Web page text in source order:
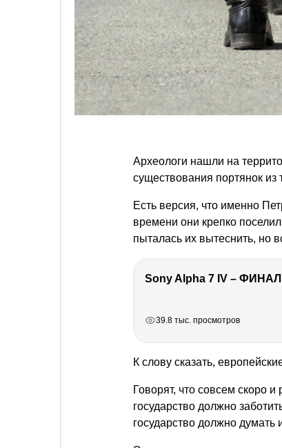
Археологи нашли на
существования портянок из
Есть версия, что именно
времени они крепко
пыталась их вытеснить, но
Sony Alpha 7 IV –
39.8 тыс. просмотров
К слову сказать,
Говорят, что совсем скоро
государство должно
государство должно думать